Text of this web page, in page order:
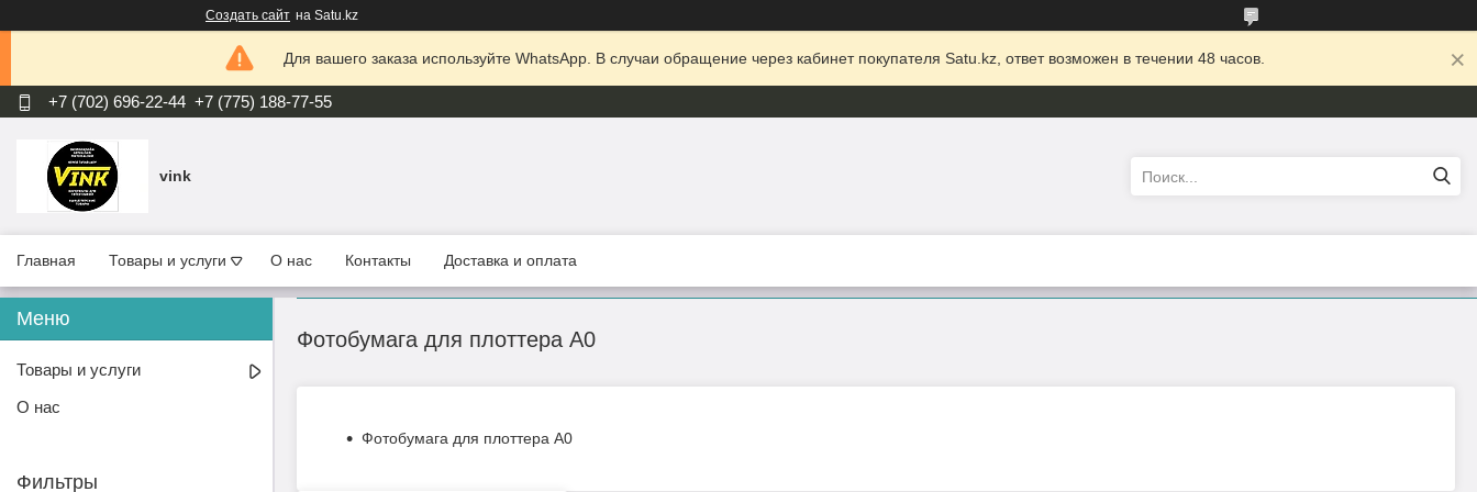
Создать сайт на Satu.kz
Для вашего заказа используйте WhatsApp. В случаи обращение через кабинет покупателя Satu.kz, ответ возможен в течении 48 часов.
+7 (702) 696-22-44 +7 (775) 188-77-55
vink
Главная Товары и услуги О нас Контакты Доставка и оплата
Фотобумага для плоттера A0
Фотобумага для плоттера A0
Товары и услуги
О нас
Фильтры